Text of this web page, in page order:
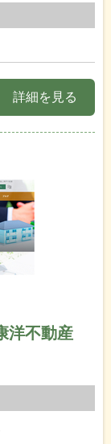
詳細を見る
洋不動産